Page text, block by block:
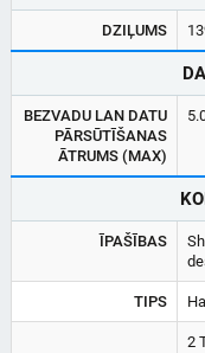
DZIĻUMS
BEZVADU LAN DATU
PĀRSŪTĪŠANAS
ĀTRUMS (MAX)
ĪPAŠĪBAS
TIPS
2